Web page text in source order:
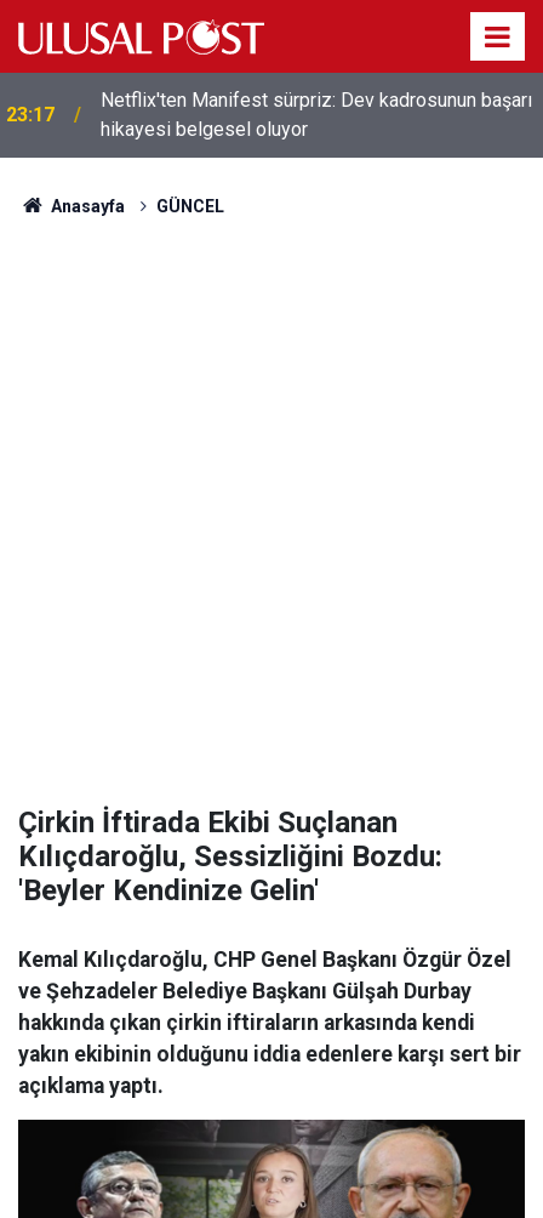
23:17
Netflix'ten Manifest sürpriz: Dev kadrosunun başarı
hikayesi belgesel oluyor
Anasayfa GÜNCEL
Çirkin İftirada Ekibi Suçlanan
Kılıçdaroğlu, Sessizliğini Bozdu:
'Beyler Kendinize Gelin'
Kemal Kılıçdaroğlu, CHP Genel Başkanı Özgür Özel
ve Şehzadeler Belediye Başkanı Gülşah Durbay
hakkında çıkan çirkin iftiraların arkasında kendi
yakın ekibinin olduğunu iddia edenlere karşı sert bir
açıklama yaptı.